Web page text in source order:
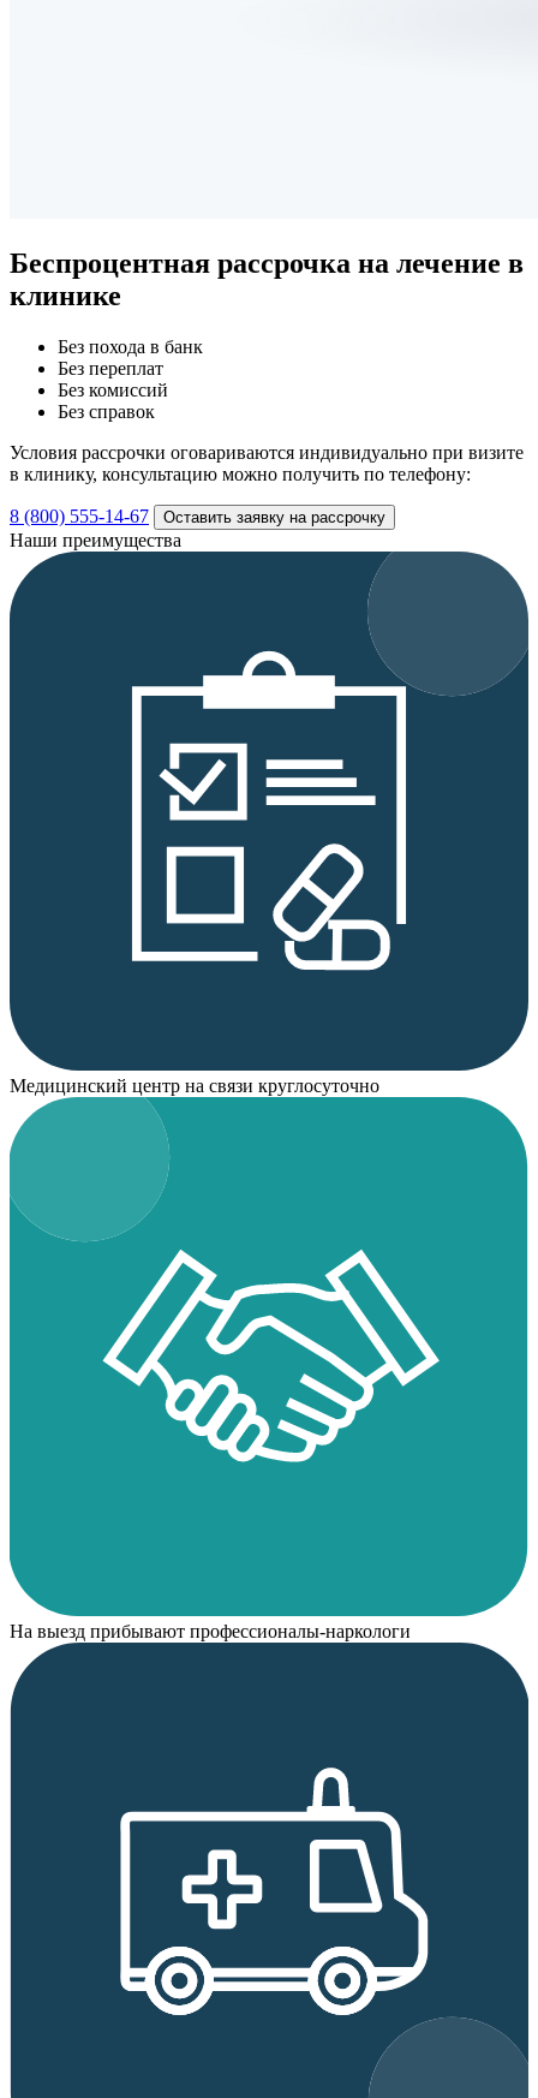
Беспроцентная рассрочка на лечение в
клинике
Без похода в банк
Без переплат
Без комиссий
Без справок
Условия рассрочки оговариваются индивидуально при визите
в клинику, консультацию можно получить по телефону:
8 (800) 555-14-67 Оставить заявку на рассрочку
Наши преимущества
Медицинский центр на связи круглосуточно
На выезд прибывают профессионалы-наркологи